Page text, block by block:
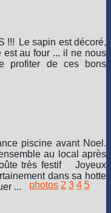
!!! Le sapin est décoré,
est au four ... il ne nous
profiter de ces bons
piscine avant Noel.
au local après
très festif
Joyeux
dans sa hotte
...
photos 2 3 4 5